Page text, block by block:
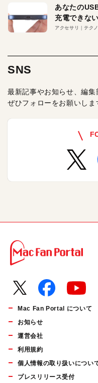
あなたの
充電できな
アクセサリ テク
SNS
最新記事やお知らせ、編集
ぜひフォローをお願いしま
Mac Fan Portal について
お知らせ
運営会社
利用規約
個人情報の取り扱いについ
プレスリリース受付